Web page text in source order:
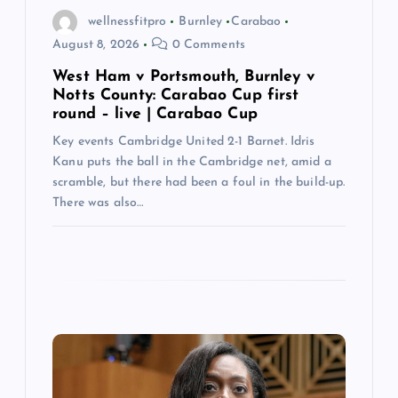
wellnessfitpro Burnley
Carabao
August 8, 2026
0 Comments
West Ham v Portsmouth, Burnley v
Notts County: Carabao Cup first
round – live | Carabao Cup
Key events Cambridge United 2-1 Barnet. Idris
Kanu puts the ball in the Cambridge net, amid a
scramble, but there had been a foul in the build-up.
There was also…